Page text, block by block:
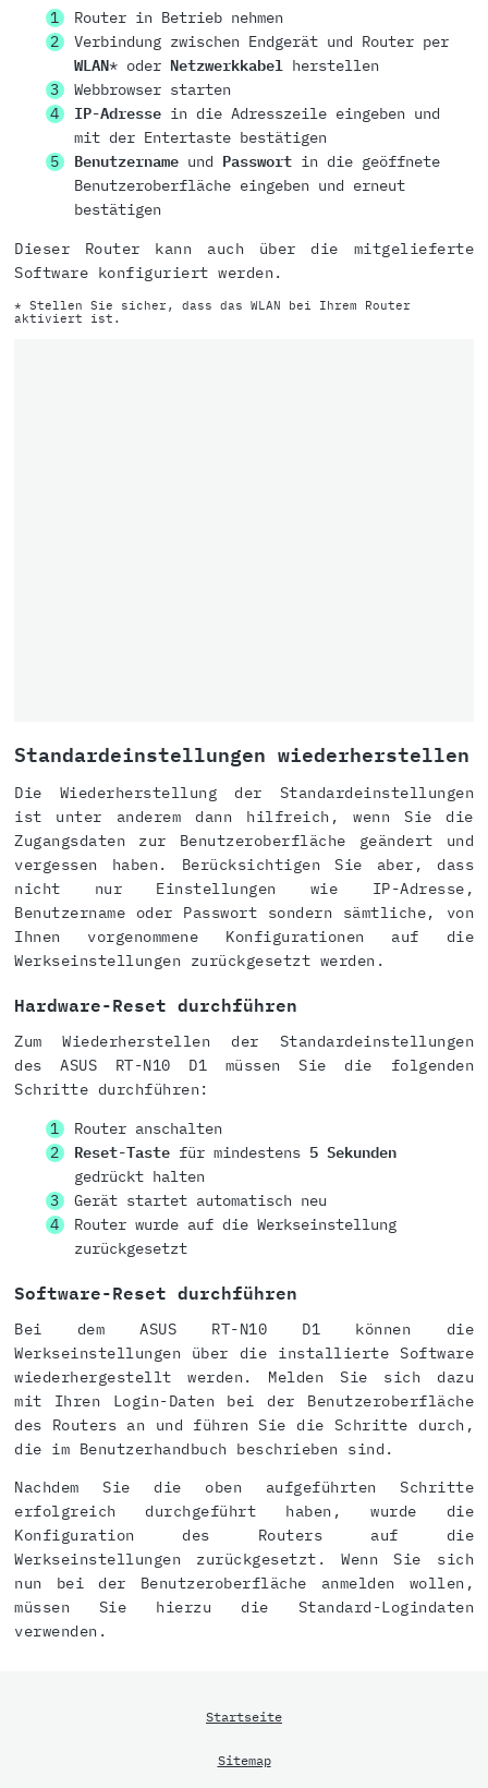
Router in Betrieb nehmen
Verbindung zwischen Endgerät und Router per
WLAN* oder Netzwerkkabel herstellen
Webbrowser starten
IP-Adressein die Adresszeile eingeben und
mit der Entertaste bestätigen
Benutzernameund Passwortin die geöffnete
Benutzeroberfläche eingeben und erneut
bestätigen
Dieser Router kann auch über die mitgelieferte
Software konfiguriert werden.
* Stellen Sie sicher, dass das WLAN bei Ihrem Router
aktiviert ist.
Standardeinstellungen wiederherstellen
Die Wiederherstellung der Standardeinstellungen
ist unter anderem dann hilfreich, wenn Sie die
Zugangsdaten zur Benutzeroberfläche geändert und
vergessen haben. Berücksichtigen Sie aber, dass
nicht nur Einstellungen wie IP-Adresse,
Benutzername oder Passwort sondern sämtliche, von
Ihnen vorgenommene Konfigurationen auf die
Werkseinstellungen zurückgesetzt werden.
Hardware-Reset durchführen
Zum Wiederherstellen der Standardeinstellungen
des ASUS RT-N10 D1 müssen Sie die folgenden
Schritte durchführen:
Router anschalten
Reset-Tastefür mindestens 5 Sekunden
gedrückt halten
Gerät startet automatisch neu
Router wurde auf die Werkseinstellung
zurückgesetzt
Software-Reset durchführen
Bei dem ASUS RT-N10 D1 können die
Werkseinstellungen über die installierte Software
wiederhergestellt werden. Melden Sie sich dazu
mit Ihren Login-Daten bei der Benutzeroberfläche
des Routers an und führen Sie die Schritte durch,
die im Benutzerhandbuch beschrieben sind.
Nachdem Sie die oben aufgeführten Schritte
erfolgreich durchgeführt haben, wurde die
Konfiguration des Routers auf die
Werkseinstellungen zurückgesetzt. Wenn Sie sich
nun bei der Benutzeroberfläche anmelden wollen,
müssen Sie hierzu die Standard-Logindaten
verwenden.
Startseite
Sitemap